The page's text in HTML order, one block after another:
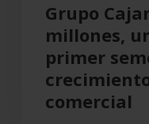
primer
semestre
crecimiento
Grupo
millones,
primer
comercial